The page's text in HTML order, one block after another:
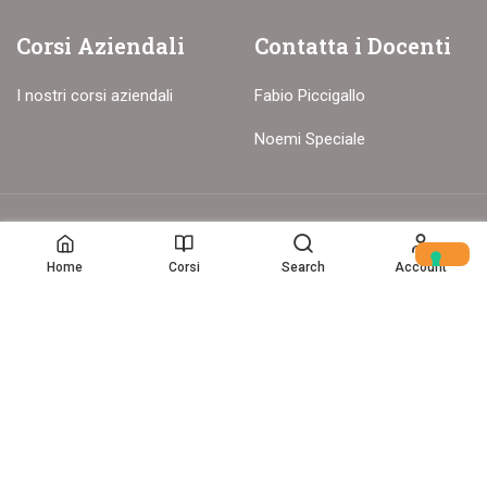
Corsi Aziendali
I nostri corsi aziendali
Contatta i Docenti
Fabio Piccigallo
Noemi Speciale
© Copyright – 2017-26 Delion srls – Tutti i diritti riservati
Home Corsi Search Account